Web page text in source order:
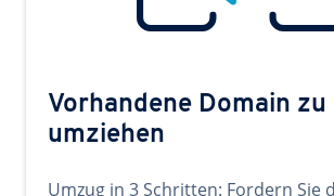
Vorhandene Domain zu
umziehen
Umzug in 3 Schritten: Fordern Sie